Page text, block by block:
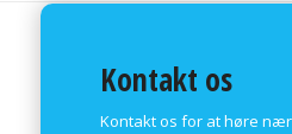
Kontakt os
Kontakt os for at høre